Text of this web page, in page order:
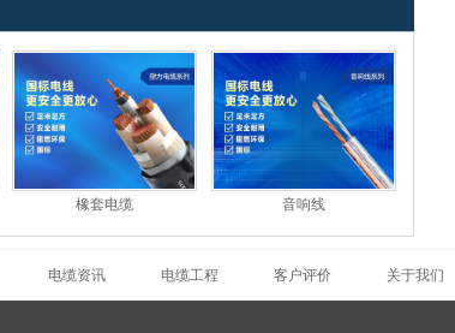
橡套电缆 音响线
电缆资讯 电缆工程 客户评价 关于我们